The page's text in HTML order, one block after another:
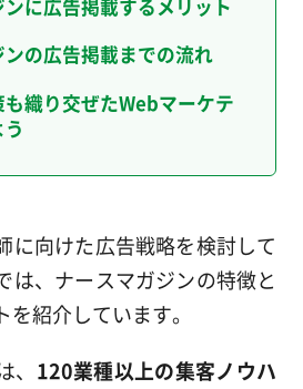
に広告掲載するメリット
の広告掲載までの流れ
織り交ぜたWebマーケテ
に向けた広告戦略を検討して
は、ナースマガジンの特徴と
紹介しています。
120業種以上の集客ノウハ